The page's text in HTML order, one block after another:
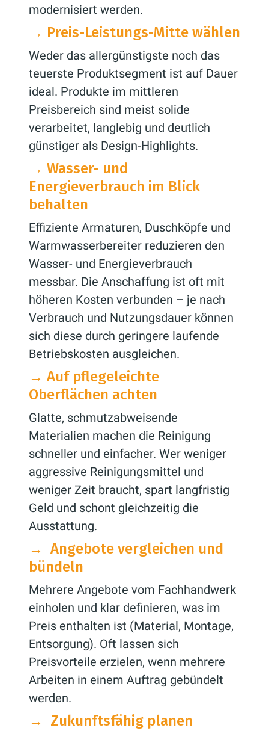
modernisiert werden.
→ Preis-Leistungs-Mitte wählen
Weder das allergünstigste noch das
teuerste Produktsegment ist auf Dauer
ideal. Produkte im mittleren
Preisbereich sind meist solide
verarbeitet, langlebig und deutlich
günstiger als Design-Highlights.
→ Wasser- und
Energieverbrauch im Blick
behalten
Effiziente Armaturen, Duschköpfe und
Warmwasserbereiter reduzieren den
Wasser- und Energieverbrauch
messbar. Die Anschaffung ist oft mit
höheren Kosten verbunden – je nach
Verbrauch und Nutzungsdauer können
sich diese durch geringere laufende
Betriebskosten ausgleichen.
→ Auf pflegeleichte
Oberflächen achten
Glatte, schmutzabweisende
Materialien machen die Reinigung
schneller und einfacher. Wer weniger
aggressive Reinigungsmittel und
weniger Zeit braucht, spart langfristig
Geld und schont gleichzeitig die
Ausstattung.
→ Angebote vergleichen und
bündeln
Mehrere Angebote vom Fachhandwerk
einholen und klar definieren, was im
Preis enthalten ist (Material, Montage,
Entsorgung). Oft lassen sich
Preisvorteile erzielen, wenn mehrere
Arbeiten in einem Auftrag gebündelt
werden.
→ Zukunftsfähig planen